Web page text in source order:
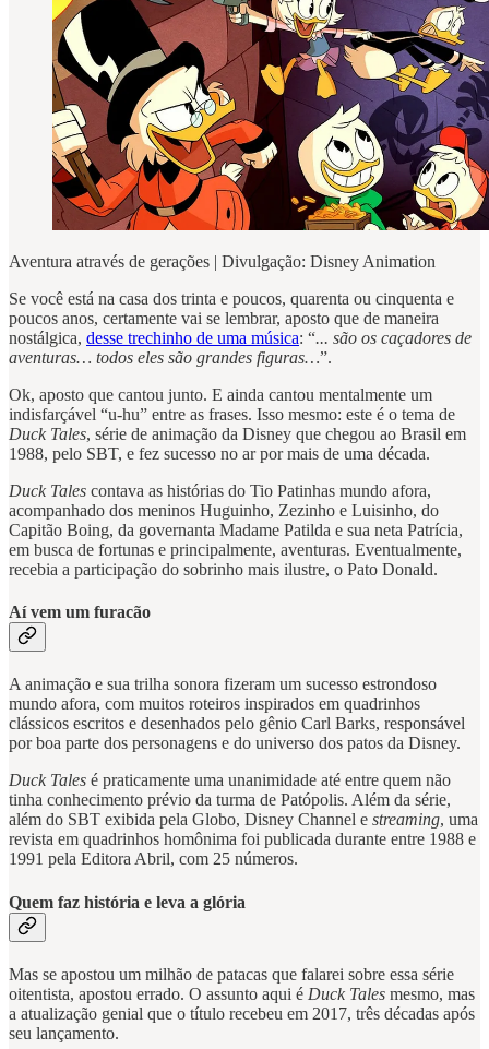
Aventura através de gerações | Divulgação: Disney Animation
Se você está na casa dos trinta e poucos, quarenta ou cinquenta e
poucos anos, certamente vai se lembrar, aposto que de maneira
nostálgica, desse trechinho de uma música: “... são os caçadores de
aventuras… todos eles são grandes figuras…”.
Ok, aposto que cantou junto. E ainda cantou mentalmente um
indisfarçável “u-hu” entre as frases. Isso mesmo: este é o tema de
Duck Tales, série de animação da Disney que chegou ao Brasil em
1988, pelo SBT, e fez sucesso no ar por mais de uma década.
Duck Tales contava as histórias do Tio Patinhas mundo afora,
acompanhado dos meninos Huguinho, Zezinho e Luisinho, do
Capitão Boing, da governanta Madame Patilda e sua neta Patrícia,
em busca de fortunas e principalmente, aventuras. Eventualmente,
recebia a participação do sobrinho mais ilustre, o Pato Donald.
Aí vem um furacão
A animação e sua trilha sonora fizeram um sucesso estrondoso
mundo afora, com muitos roteiros inspirados em quadrinhos
clássicos escritos e desenhados pelo gênio Carl Barks, responsável
por boa parte dos personagens e do universo dos patos da Disney.
Duck Tales é praticamente uma unanimidade até entre quem não
tinha conhecimento prévio da turma de Patópolis. Além da série,
além do SBT exibida pela Globo, Disney Channel e streaming, uma
revista em quadrinhos homônima foi publicada durante entre 1988 e
1991 pela Editora Abril, com 25 números.
Quem faz história e leva a glória
Mas se apostou um milhão de patacas que falarei sobre essa série
oitentista, apostou errado. O assunto aqui é Duck Tales mesmo, mas
a atualização genial que o título recebeu em 2017, três décadas após
seu lançamento.